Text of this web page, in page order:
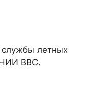
службы летных
ВВС.